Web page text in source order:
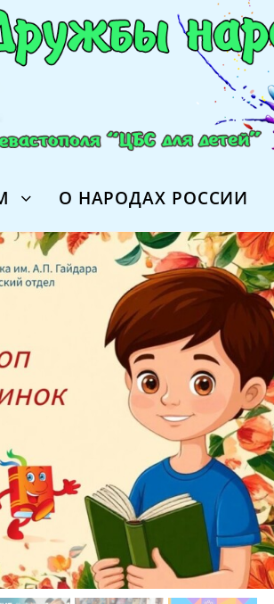
О НАРОДАХ РОССИИ